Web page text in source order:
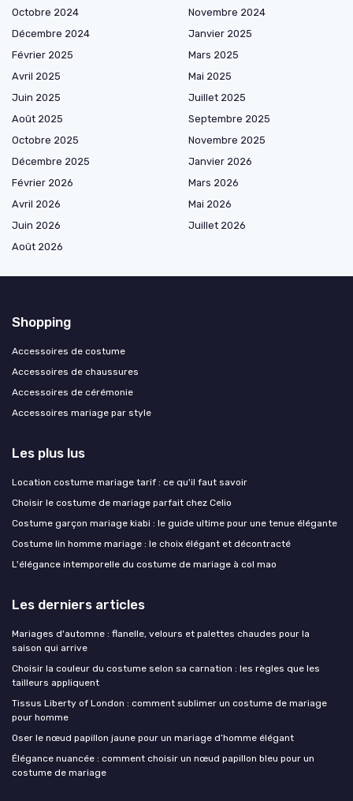
Octobre 2024
Novembre 2024
Décembre 2024
Janvier 2025
Février 2025
Mars 2025
Avril 2025
Mai 2025
Juin 2025
Juillet 2025
Août 2025
Septembre 2025
Octobre 2025
Novembre 2025
Décembre 2025
Janvier 2026
Février 2026
Mars 2026
Avril 2026
Mai 2026
Juin 2026
Juillet 2026
Août 2026
Shopping
Accessoires de costume
Accessoires de chaussures
Accessoires de cérémonie
Accessoires mariage par style
Les plus lus
Location costume mariage tarif : ce qu'il faut savoir
Choisir le costume de mariage parfait chez Celio
Costume garçon mariage kiabi : le guide ultime pour une tenue élégante
Costume lin homme mariage : le choix élégant et décontracté
L'élégance intemporelle du costume de mariage à col mao
Les derniers articles
Mariages d'automne : flanelle, velours et palettes chaudes pour la
saison qui arrive
Choisir la couleur du costume selon sa carnation : les règles que les
tailleurs appliquent
Tissus Liberty of London : comment sublimer un costume de mariage
pour homme
Oser le nœud papillon jaune pour un mariage d’homme élégant
Élégance nuancée : comment choisir un nœud papillon bleu pour un
costume de mariage